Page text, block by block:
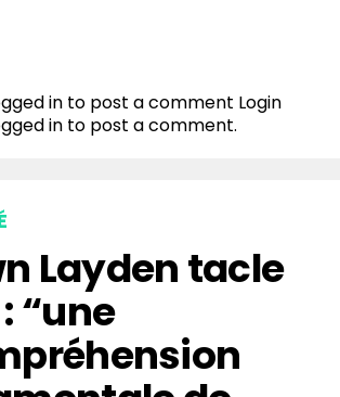
in to post a comment Login
in to post a comment.
Layden tacle
“une